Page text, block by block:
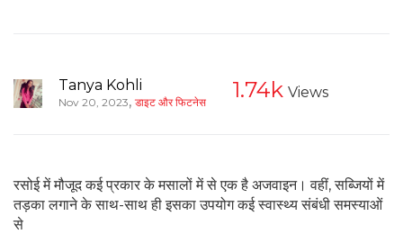
Tanya Kohli
Nov 20, 2023, डाइट और फिटनेस 1.74k Views
रसोई में मौजूद कई प्रकार के मसालों में से एक है अजवाइन। वहीं, सब्जियों में
तड़का लगाने के साथ-साथ ही इसका उपयोग कई स्वास्थ्य संबंधी समस्याओं
से